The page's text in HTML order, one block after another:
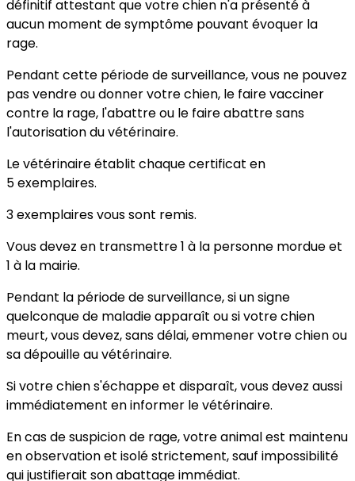
définitif attestant que votre chien n'a présenté à
aucun moment de symptôme pouvant évoquer la
rage.
Pendant cette période de surveillance, vous ne pouvez
pas vendre ou donner votre chien, le faire vacciner
contre la rage, l'abattre ou le faire abattre sans
l'autorisation du vétérinaire.
Le vétérinaire établit chaque certificat en
5 exemplaires.
3 exemplaires vous sont remis.
Vous devez en transmettre 1 à la personne mordue et
1 à la mairie.
Pendant la période de surveillance, si un signe
quelconque de maladie apparaît ou si votre chien
meurt, vous devez, sans délai, emmener votre chien ou
sa dépouille au vétérinaire.
Si votre chien s'échappe et disparaît, vous devez aussi
immédiatement en informer le vétérinaire.
En cas de suspicion de rage, votre animal est maintenu
en observation et isolé strictement, sauf impossibilité
qui justifierait son abattage immédiat.